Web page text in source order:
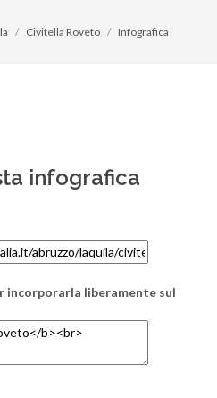
Civitella Roveto Infografica
infografica
incorporarla liberamente sul